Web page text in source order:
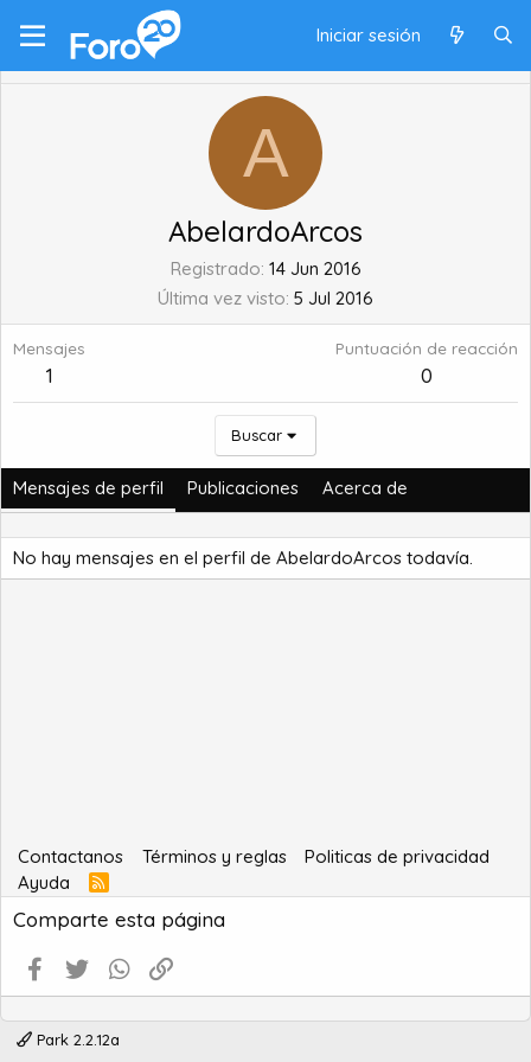
Iniciar sesión
A
AbelardoArcos
Registrado 14 Jun 2016
Última vez visto 5 Jul 2016
Mensajes
1
Puntuación de reacción
0
Buscar
Mensajes de perfil Publicaciones Acerca de
No hay mensajes en el perfil de AbelardoArcos todavía.
Contactanos Términos y reglas
Politicas de privacidad
Ayuda
R
S
S
Comparte esta página
Facebook
Twitter WhatsApp
Park 2.2.12a